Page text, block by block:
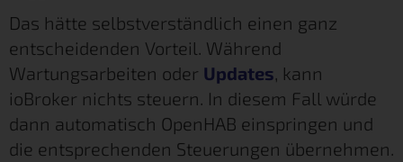
Das hätte selbstverständlich einen ganz
entscheidenden Vorteil. Während
Wartungsarbeiten oder Updates, kann
ioBroker nichts steuern. In diesem Fall würde
dann automatisch OpenHAB einspringen und
die entsprechenden Steuerungen übernehmen.